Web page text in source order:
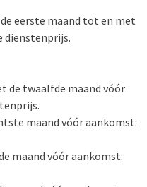
eerste maand tot en met
dienstenprijs.
de twaalfde maand vóór
maand vóór aankomst:
maand vóór aankomst: